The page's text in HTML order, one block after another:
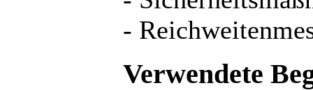
-
Verwendete